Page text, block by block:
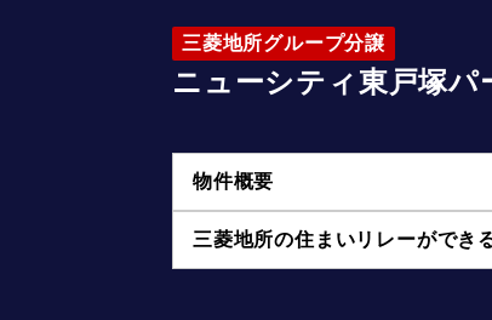
三菱地所グループ分譲
ニューシティ東戸塚パ
物件概要
三菱地所の住まいリレーができ